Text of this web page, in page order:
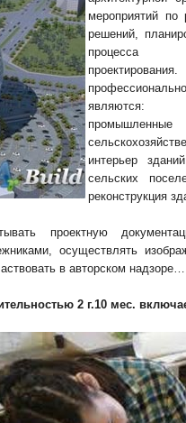
мероприятий по
решений,
процесса
являются:
интерьер
сельских
реконструкция
проектную
осуществлять
в авторском надзоре…
2 г.10 мес.